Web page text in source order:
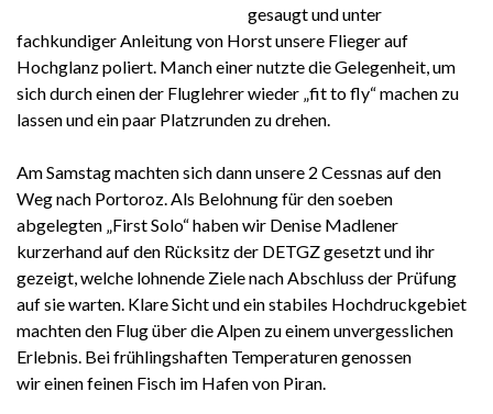
gesaugt und unter
fachkundiger Anleitung von Horst unsere Flieger auf
Hochglanz poliert. Manch einer nutzte die Gelegenheit, um
sich durch einen der Fluglehrer wieder „fit to fly“ machen zu
lassen und ein paar Platzrunden zu drehen.
Am Samstag machten sich dann unsere 2 Cessnas auf den
Weg nach Portoroz. Als Belohnung für den soeben
abgelegten „First Solo“ haben wir Denise Madlener
kurzerhand auf den Rücksitz der DETGZ gesetzt und ihr
gezeigt, welche lohnende Ziele nach Abschluss der Prüfung
auf sie warten. Klare Sicht und ein stabiles Hochdruckgebiet
machten den Flug über die Alpen zu einem unvergesslichen
Erlebnis. Bei frühlingshaften Temperaturen genossen
wir einen feinen Fisch im Hafen von Piran.